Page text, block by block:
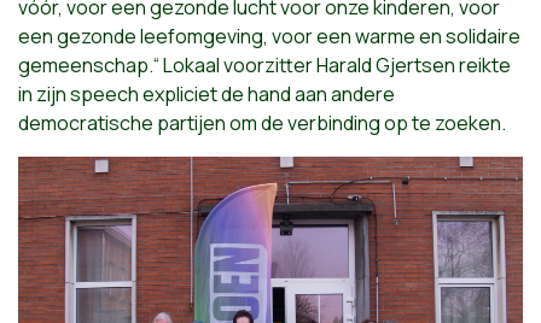
vóór, voor een gezonde lucht voor onze kinderen, voor
een gezonde leefomgeving, voor een warme en solidaire
gemeenschap.“ Lokaal voorzitter Harald Gjertsen reikte
in zijn speech expliciet de hand aan andere
democratische partijen om de verbinding op te zoeken.